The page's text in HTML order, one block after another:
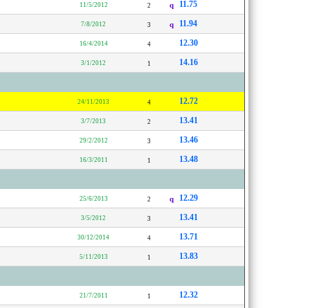
11/5/2012 2 q 11.75
7/8/2012 3 q 11.94
16/4/2014 4 12.30
3/1/2012 1 14.16
24/11/2013 4 12.72
3/7/2013 2 13.41
29/2/2012 3 13.46
16/3/2011 1 13.48
25/6/2013 2 q 12.29
3/5/2012 3 13.41
30/12/2014 4 13.71
5/11/2013 1 13.83
21/7/2011 1 12.32